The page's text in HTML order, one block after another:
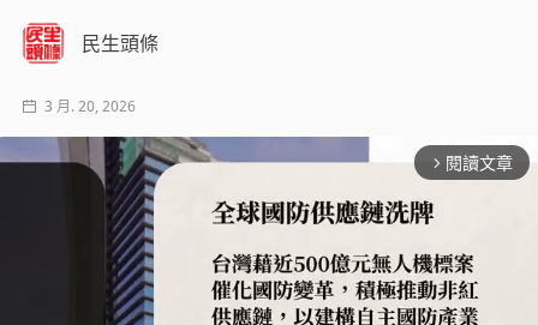
民生頭條
3 月. 20, 2026
arrow_forward_ios 閱讀文章